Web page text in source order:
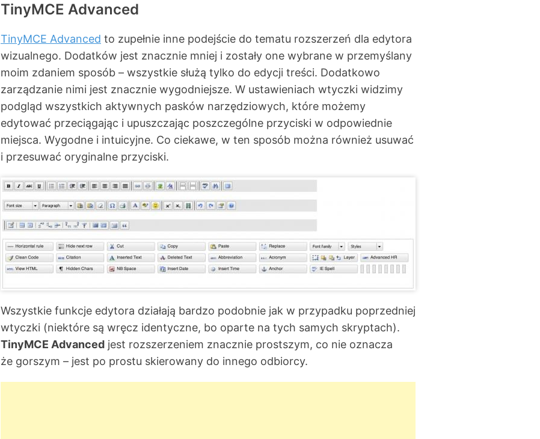
TinyMCE Advanced
TinyMCE Advanced to zupełnie inne podejście do tematu rozszerzeń dla edytora
wizualnego. Dodatków jest znacznie mniej i zostały one wybrane w przemyślany
moim zdaniem sposób – wszystkie służą tylko do edycji treści. Dodatkowo
zarządzanie nimi jest znacznie wygodniejsze. W ustawieniach wtyczki widzimy
podgląd wszystkich aktywnych pasków narzędziowych, które możemy
edytować przeciągając i upuszczając poszczególne przyciski w odpowiednie
miejsca. Wygodne i intuicyjne. Co ciekawe, w ten sposób można również usuwać
i przesuwać oryginalne przyciski.
Wszystkie funkcje edytora działają bardzo podobnie jak w przypadku poprzedniej
wtyczki (niektóre są wręcz identyczne, bo oparte na tych samych skryptach).
TinyMCE Advanced jest rozszerzeniem znacznie prostszym, co nie oznacza
że gorszym – jest po prostu skierowany do innego odbiorcy.